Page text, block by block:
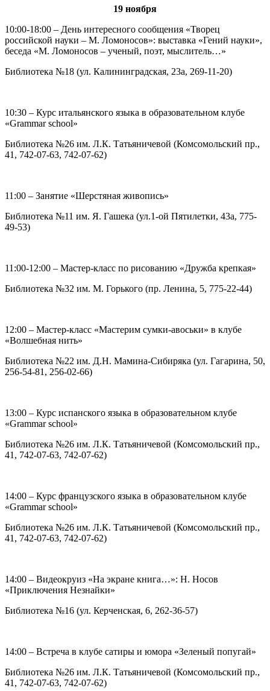
19 ноября
10:00-18:00 – День интересного сообщения «Творец
российской науки – М. Ломоносов»: выставка «Гений науки»,
беседа «М. Ломоносов – ученый, поэт, мыслитель…»
Библиотека №18 (ул. Калининградская, 23а, 269-11-20)
10:30 – Курс итальянского языка в образовательном клубе
«Grammar school»
Библиотека №26 им. Л.К. Татьяничевой (Комсомольский пр.,
41, 742-07-63, 742-07-62)
11:00 – Занятие «Шерстяная живопись»
Библиотека №11 им. Я. Гашека (ул.1-ой Пятилетки, 43а, 775-
49-53)
11:00-12:00 – Мастер-класс по рисованию «Дружба крепкая»
Библиотека №32 им. М. Горького (пр. Ленина, 5, 775-22-44)
12:00 – Мастер-класс «Мастерим сумки-авоськи» в клубе
«Волшебная нить»
Библиотека №22 им. Д.Н. Мамина-Сибиряка (ул. Гагарина, 50,
256-54-81, 256-02-66)
13:00 – Курс испанского языка в образовательном клубе
«Grammar school»
Библиотека №26 им. Л.К. Татьяничевой (Комсомольский пр.,
41, 742-07-63, 742-07-62)
14:00 – Курс французского языка в образовательном клубе
«Grammar school»
Библиотека №26 им. Л.К. Татьяничевой (Комсомольский пр.,
41, 742-07-63, 742-07-62)
14:00 – Видеокруиз «На экране книга…»: Н. Носов
«Приключения Незнайки»
Библиотека №16 (ул. Керченская, 6, 262-36-57)
14:00 – Встреча в клубе сатиры и юмора «Зеленый попугай»
Библиотека №26 им. Л.К. Татьяничевой (Комсомольский пр.,
41, 742-07-63, 742-07-62)